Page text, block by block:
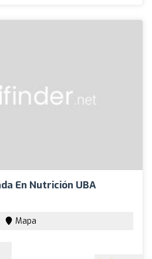
En Nutrición UBA
Mapa